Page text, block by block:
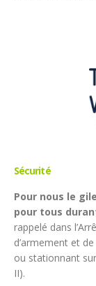
Sécurité
Pour nous le
pour tous
rappelé dans
d’armement et
ou stationnant
II).